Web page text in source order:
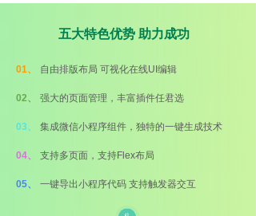
五大特色优势 助力成功
01、
02、
03、
04、
05、
自由排版布局 可视化在线UI编辑
强大的页面管理，丰富插件任君选
集成微信小程序组件，独特的一键生成技术
支持多页面，支持Flex布局
一键导出小程序代码 支持触发器交互